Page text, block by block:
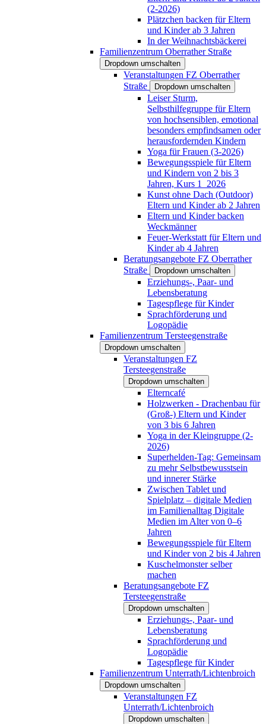
(2-2026)
Plätzchen backen für Eltern
und Kinder ab 3 Jahren
In der Weihnachtsbäckerei
Familienzentrum Oberrather Straße
Dropdown umschalten
Veranstaltungen FZ Oberrather
Straße
Dropdown umschalten
Leiser Sturm,
Selbsthilfegruppe für Eltern
von hochsensiblen, emotional
besonders empfindsamen oder
herausfordernden Kindern
Yoga für Frauen (3-2026)
Bewegungsspiele für Eltern
und Kindern von 2 bis 3
Jahren, Kurs 1_2026
Kunst ohne Dach (Outdoor)
Eltern und Kinder ab 2 Jahren
Eltern und Kinder backen
Weckmänner
Feuer-Werkstatt für Eltern und
Kinder ab 4 Jahren
Beratungsangebote FZ Oberrather
Straße
Dropdown umschalten
Erziehungs-, Paar- und
Lebensberatung
Tagespflege für Kinder
Sprachförderung und
Logopädie
Familienzentrum Tersteegenstraße
Dropdown umschalten
Veranstaltungen FZ
Tersteegenstraße
Dropdown umschalten
Elterncafé
Holzwerken - Drachenbau für
(Groß-) Eltern und Kinder
von 3 bis 6 Jahren
Yoga in der Kleingruppe (2-
2026)
Superhelden-Tag: Gemeinsam
zu mehr Selbstbewusstsein
und innerer Stärke
Zwischen Tablet und
Spielplatz – digitale Medien
im Familienalltag Digitale
Medien im Alter von 0–6
Jahren
Bewegungsspiele für Eltern
und Kinder von 2 bis 4 Jahren
Kuschelmonster selber
machen
Beratungsangebote FZ
Tersteegenstraße
Dropdown umschalten
Erziehungs-, Paar- und
Lebensberatung
Sprachförderung und
Logopädie
Tagespflege für Kinder
Familienzentrum Unterrath/Lichtenbroich
Dropdown umschalten
Veranstaltungen FZ
Unterrath/Lichtenbroich
Dropdown umschalten